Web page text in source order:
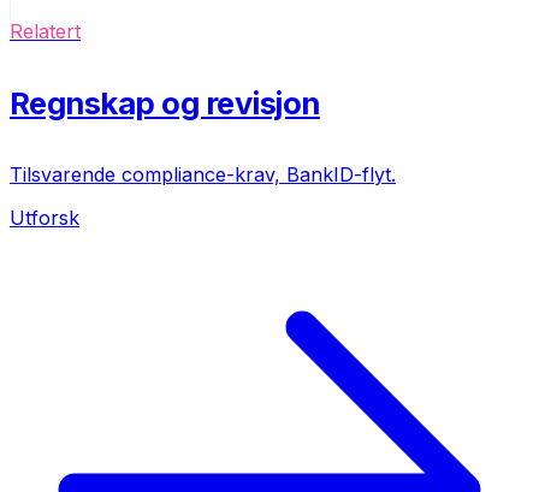
Relatert
Regnskap og revisjon
Tilsvarende compliance-krav, BankID-flyt.
Utforsk